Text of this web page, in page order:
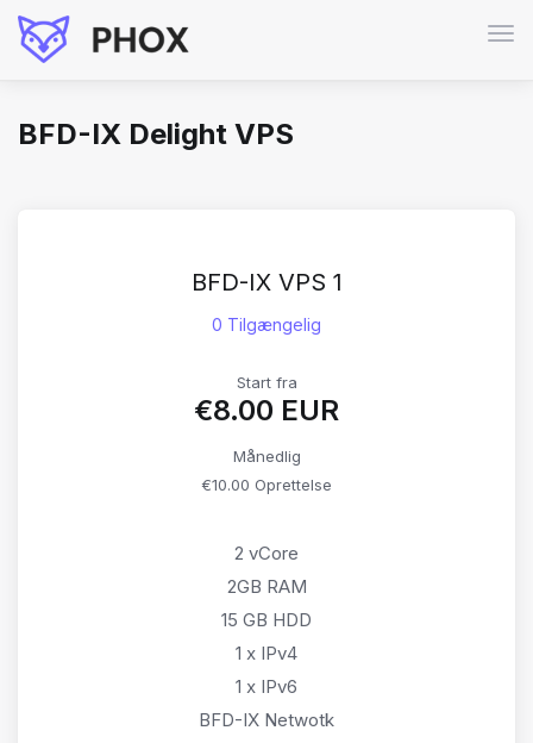
Skift
BFD-IX Delight VPS
BFD-IX VPS 1
0 Tilgængelig
Start fra
€8.00 EUR
Månedlig
€10.00 Oprettelse
2 vCore
2GB RAM
15 GB HDD
1 x IPv4
1 x IPv6
BFD-IX Netwotk